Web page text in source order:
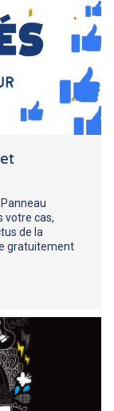
votre cas,
de la
gratuitement